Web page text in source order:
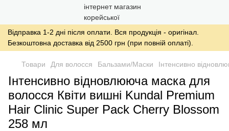
Відправка 1-2 дні після оплати. Вся продукція - оригінал.
Безкоштовна доставка від 2500 грн (при повній оплаті).
Товари Для волосся Бальзами/Маски Інтенсивно
Інтенсивно відновлююча маска для
волосся Квіти вишні Kundal Premium
Hair Clinic Super Pack Cherry Blossom
258 мл